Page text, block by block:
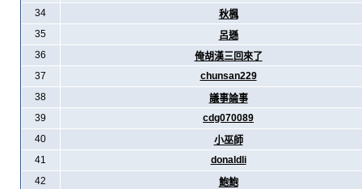
34
秋楓
35
呂遜
36
俺胡漢三回來了
37
chunsan229
38
議事論事
39
cdg070089
40
小巫師
41
donaldli
42
鮑鮑